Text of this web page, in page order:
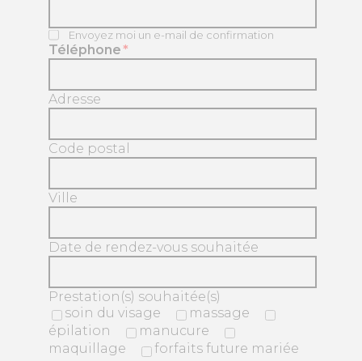
Envoyez moi un e-mail de confirmation
Téléphone*
Adresse
Code postal
Ville
Date de rendez-vous souhaitée
Prestation(s) souhaitée(s)
soin du visage
massage
épilation
manucure
maquillage
forfaits future mariée